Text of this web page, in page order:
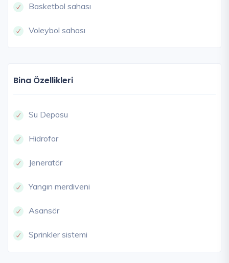
Basketbol sahası
Voleybol sahası
Bina Özellikleri
Su Deposu
Hidrofor
Jeneratör
Yangın merdiveni
Asansör
Sprinkler sistemi